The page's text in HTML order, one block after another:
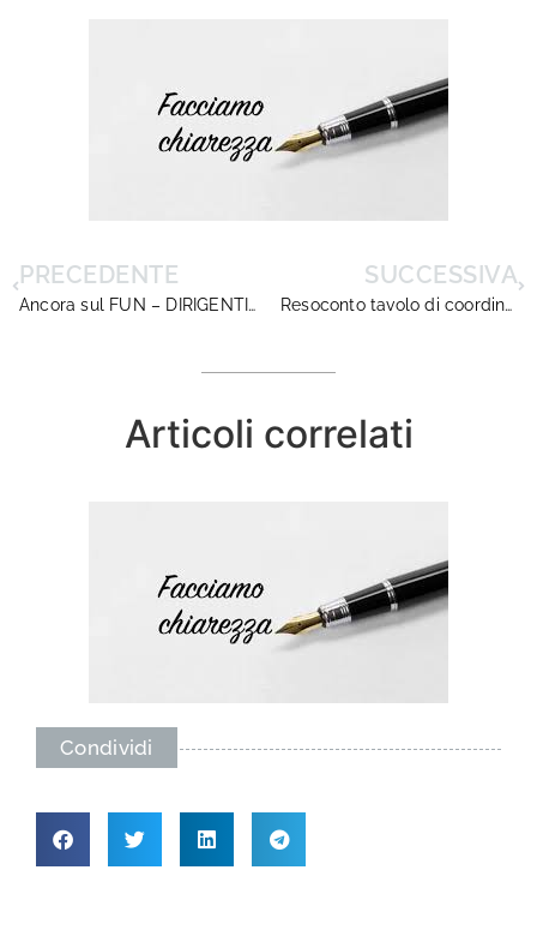
PRECEDENTE
Ancora sul FUN – DIRIGENTISCUOLA denuncia la gravità della situazione
SUCCESSIVA
Resoconto tavolo di coordinamento prefettizio del Piemonte
Articoli correlati
Condividi